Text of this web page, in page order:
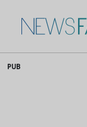
to
News Farma
PUB